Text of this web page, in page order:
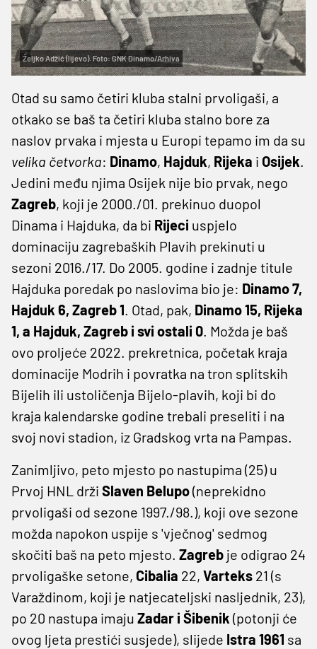
Željko Adžić (lijevo). Foto: GNK Dinamo/Arhiva
Otad su samo četiri kluba stalni prvoligaši, a
otkako se baš ta četiri kluba stalno bore za
naslov prvaka i mjesta u Europi tepamo im da su
velika četvorka: Dinamo, Hajduk, Rijeka i Osijek.
Jedini među njima Osijek nije bio prvak, nego
Zagreb, koji je 2000./01. prekinuo duopol
Dinama i Hajduka, da bi Rijeci uspjelo
dominaciju zagrebaških Plavih prekinuti u
sezoni 2016./17. Do 2005. godine i zadnje titule
Hajduka poredak po naslovima bio je: Dinamo 7,
Hajduk 6, Zagreb 1. Otad, pak, Dinamo 15, Rijeka
1, a Hajduk, Zagreb i svi ostali 0. Možda je baš
ovo proljeće 2022. prekretnica, početak kraja
dominacije Modrih i povratka na tron splitskih
Bijelih ili ustoličenja Bijelo-plavih, koji bi do
kraja kalendarske godine trebali preseliti i na
svoj novi stadion, iz Gradskog vrta na Pampas.
Zanimljivo, peto mjesto po nastupima (25) u
Prvoj HNL drži Slaven Belupo(neprekidno
prvoligaši od sezone 1997./98.), koji ove sezone
možda napokon uspije s 'vječnog' sedmog
skočiti baš na peto mjesto. Zagreb je odigrao 24
prvoligaške setone, Cibalia 22, Varteks 21 (s
Varaždinom, koji je natjecateljski nasljednik, 23),
po 20 nastupa imaju Zadar i Šibenik (potonji će
ovog ljeta prestići susjede), slijede Istra 1961 sa